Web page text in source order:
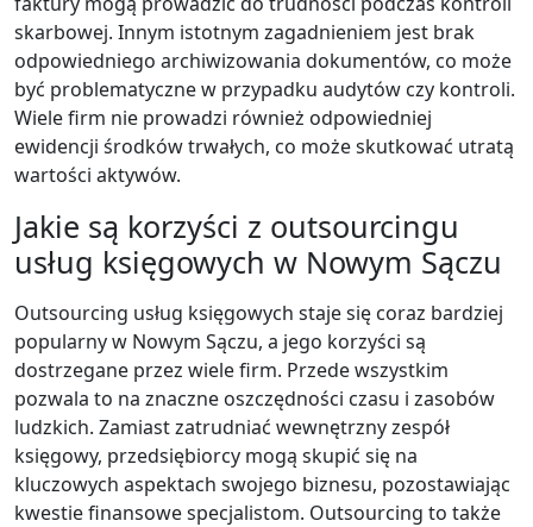
skarbowej. Innym istotnym zagadnieniem jest brak
odpowiedniego archiwizowania dokumentów, co może
być problematyczne w przypadku audytów czy kontroli.
Wiele firm nie prowadzi również odpowiedniej
ewidencji środków trwałych, co może skutkować utratą
wartości aktywów.
Jakie są korzyści z outsourcingu
usług księgowych w Nowym Sączu
Outsourcing usług księgowych staje się coraz bardziej
popularny w Nowym Sączu, a jego korzyści są
dostrzegane przez wiele firm. Przede wszystkim
pozwala to na znaczne oszczędności czasu i zasobów
ludzkich. Zamiast zatrudniać wewnętrzny zespół
księgowy, przedsiębiorcy mogą skupić się na
kluczowych aspektach swojego biznesu, pozostawiając
kwestie finansowe specjalistom. Outsourcing to także